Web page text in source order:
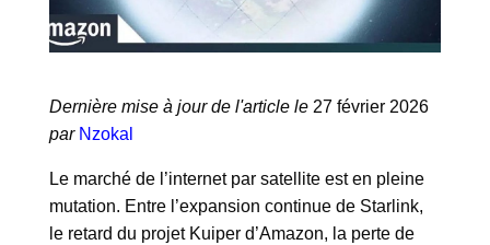
Dernière mise à jour de l'article le 27 février 2026
par Nzokal
Le marché de l’internet par satellite est en pleine
mutation. Entre l’expansion continue de Starlink,
le retard du projet Kuiper d’Amazon, la perte de